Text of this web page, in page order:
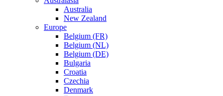
Australia
New Zealand
Europe
Belgium (FR)
Belgium (NL)
Belgium (DE)
Bulgaria
Croatia
Czechia
Denmark